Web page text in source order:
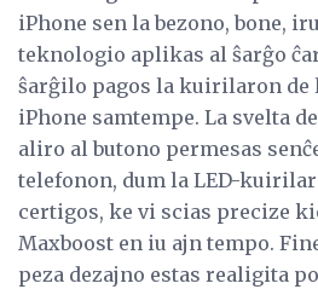
iPhone sen la bezono, bone,
teknologio aplikas al ŝarĝo
ŝarĝilo pagos la kuirilaron de
iPhone samtempe. La svelta
aliro al butono permesas
telefonon, dum la LED-
certigos, ke vi scias precize
Maxboost en iu ajn tempo.
peza dezajno estas realigita